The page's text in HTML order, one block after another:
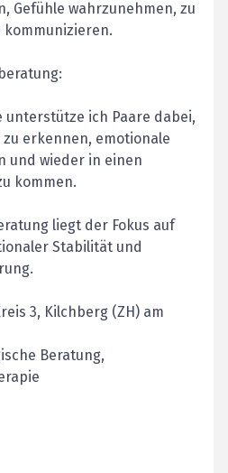
Gefühle wahrzunehmen, zu
unterstütze ich Paare dabei,
erkennen, emotionale
und wieder in einen
kommen.
liegt der Fokus auf
Stabilität und
3, Kilchberg (ZH) am
Beratung,